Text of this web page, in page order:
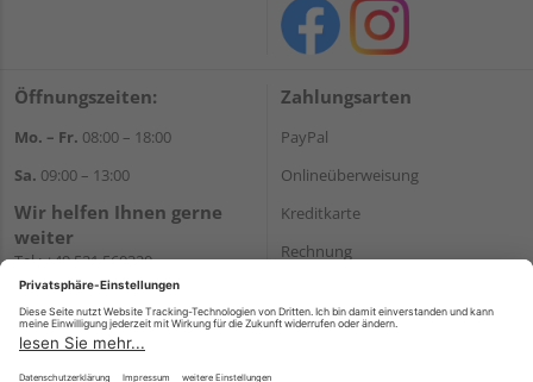
Öffnungszeiten:
Mo. – Fr. 08:00 – 18:00
Sa. 09:00 – 13:00
Wir helfen Ihnen gerne
weiter
Tel.:+49 521 560320
E-Mail:shop@holzland-
brinkmann.de
Zahlungsarten
PayPal
Onlineüberweisung
Kreditkarte
Rechnung
Versand